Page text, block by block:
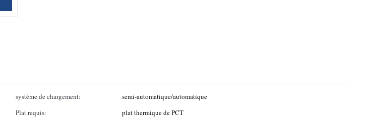
système de chargement:
semi-automatique/automatique
Plat requis: plat thermique de PCT